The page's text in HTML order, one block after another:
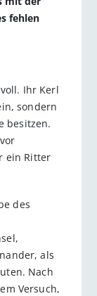
fehlen
Ihr Kerl
sondern
besitzen.
ein Ritter
des
als
Nach
Versuch,